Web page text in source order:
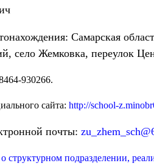
Самарская
село Жемковка, переулок
930266.
сайта: http://school-
почты:
структурном подразделении,